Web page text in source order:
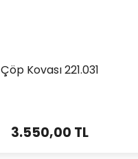
Çöp Kovası 221.031
3.550,00 TL
İncele